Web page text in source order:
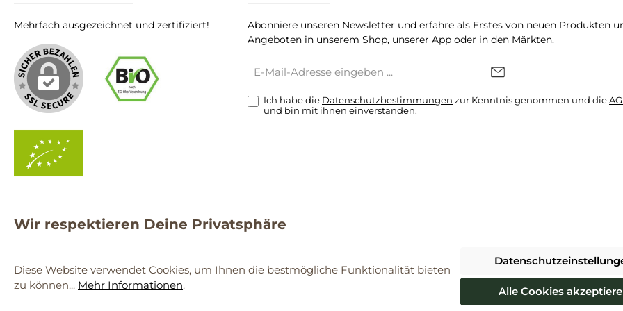
Mehrfach ausgezeichnet und zertifiziert!
Abonniere unseren Newsletter und erfahre als Erstes von neuen Produkten
Angeboten in unserem Shop, unserer App oder in den Märkten.
Mail-
Ich habe die Datenschutzbestimmungen zur Kenntnis genommen und die
und bin mit ihnen einverstanden.
© 2026 ProBiomarkt WebShop - Alle Rechte vorbehalten. Theme by
Vertrag widerrufen
Wir respektieren Deine Privatsphäre
Diese Website verwendet Cookies, um Ihnen die bestmögliche Funktionalität bieten
zu können... Mehr Informationen.
Alle Cookies